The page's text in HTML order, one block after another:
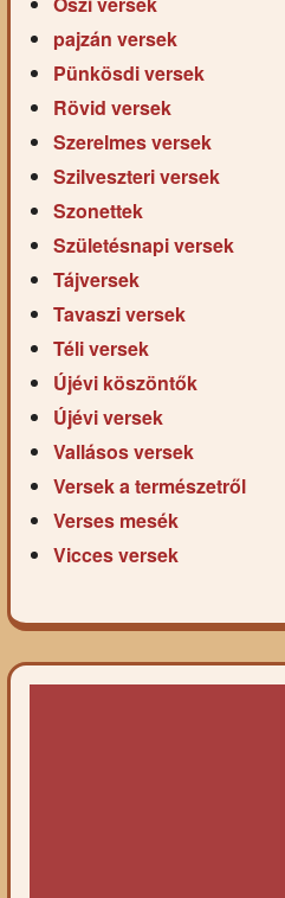
pajzán versek
Pünkösdi versek
Rövid versek
Szerelmes versek
Szilveszteri versek
Szonettek
Születésnapi versek
Tájversek
Tavaszi versek
Téli versek
Újévi köszöntők
Újévi versek
Vallásos versek
Versek a természetről
Verses mesék
Vicces versek